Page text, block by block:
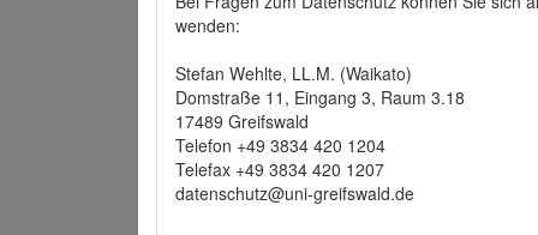
wenden:
Stefan Wehlte, LL.M. (Waikato)
Domstraße 11, Eingang 3, Raum 3.18
17489 Greifswald
Telefon +49 3834 420 1204
Telefax +49 3834 420 1207
datenschutz@uni-greifswald.de